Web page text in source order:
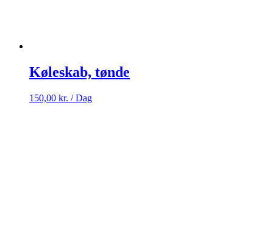
Køleskab, tønde
150,00 kr. / Dag